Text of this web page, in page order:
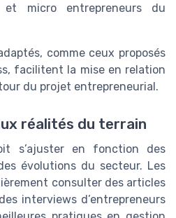
et micro entrepreneurs du
comme ceux proposés
facilitent la mise en relation
du projet entrepreneurial.
réalités du terrain
s’ajuster en fonction des
évolutions du secteur. Les
consulter des articles
interviews d’entrepreneurs